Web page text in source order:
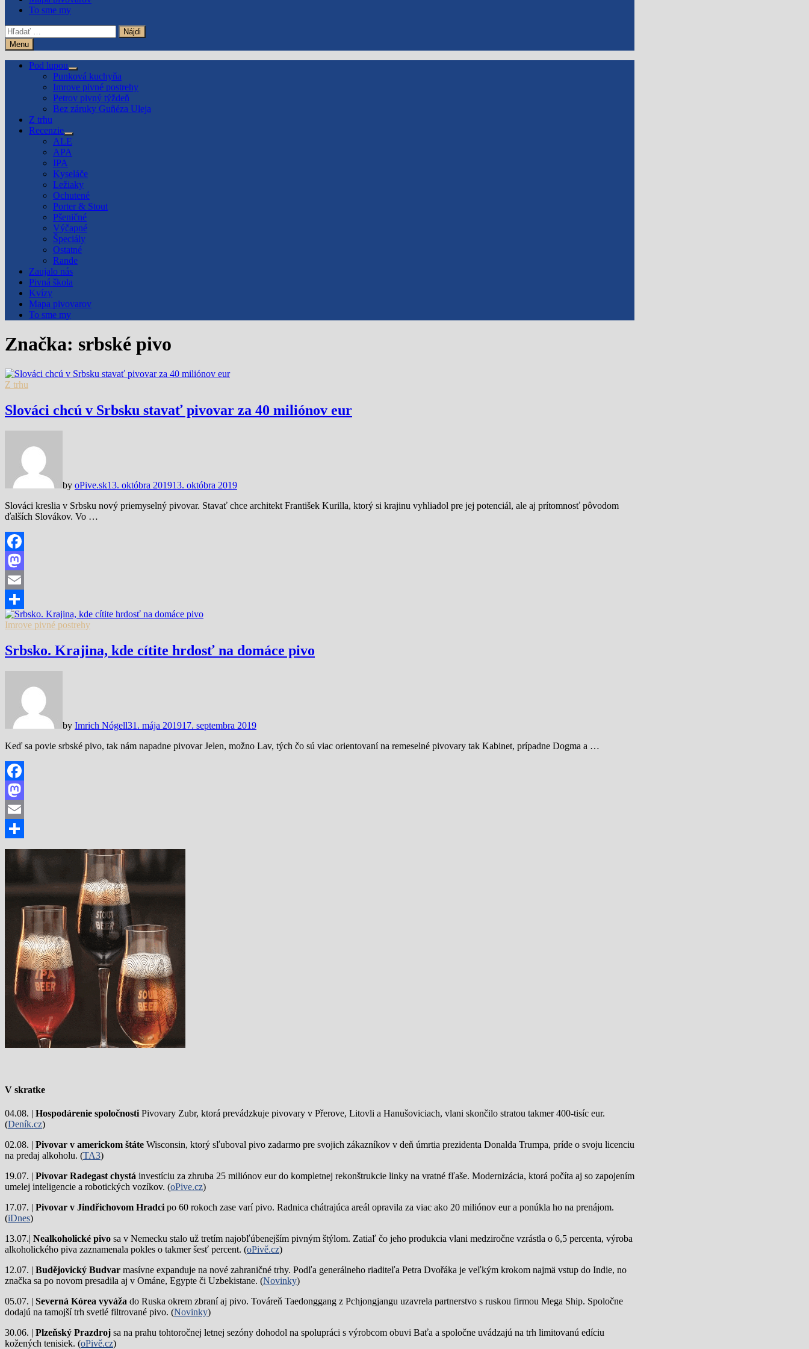
To sme my
Hľadať:
Menu
Pod lupou
Show
sub
menu
Punková kuchyňa
Imrove pivné postrehy
Petrov pivný týždeň
Bez záruky Guñéza Uleja
Z trhu
Recenzie
Show
sub
menu
ALE
APA
IPA
Kyseláče
Ležiaky
Ochutené
Porter & Stout
Pšeničné
Výčapné
Špeciály
Ostatné
Rande
Zaujalo nás
Pivná škola
Kvízy
Mapa pivovarov
To sme my
Značka: srbské pivo
Z trhu
Slováci chcú v Srbsku stavať pivovar za 40 miliónov eur
by oPive.sk13. októbra 201913. októbra 2019
Slováci kreslia v Srbsku nový priemyselný pivovar. Stavať chce architekt František Kurilla, ktorý si krajinu vyhliadol pre jej potenciál, ale aj prítomnosť pôvodom
ďalších Slovákov. Vo …
Facebook
Mastodon
Email
Share
Imrove pivné postrehy
Srbsko. Krajina, kde cítite hrdosť na domáce pivo
by Imrich Nógell31. mája 201917. septembra 2019
Keď sa povie srbské pivo, tak nám napadne pivovar Jelen, možno Lav, tých čo sú viac orientovaní na remeselné pivovary tak Kabinet, prípadne Dogma a …
Facebook
Mastodon
Email
Share
V skratke
04.08. | Hospodárenie spoločnosti Pivovary Zubr, ktorá prevádzkuje pivovary v Přerove, Litovli a Hanušoviciach, vlani skončilo stratou takmer 400-tisíc eur.
(Deník.cz)
02.08. | Pivovar v americkom štáte Wisconsin, ktorý sľuboval pivo zadarmo pre svojich zákazníkov v deň úmrtia prezidenta Donalda Trumpa, príde o svoju licenciu
na predaj alkoholu. (TA3)
19.07. | Pivovar Radegast chystá investíciu za zhruba 25 miliónov eur do kompletnej rekonštrukcie linky na vratné fľaše. Modernizácia, ktorá počíta aj so zapojením
umelej inteligencie a robotických vozíkov. (oPive.cz)
17.07. | Pivovar v Jindřichovom Hradci po 60 rokoch zase varí pivo. Radnica chátrajúca areál opravila za viac ako 20 miliónov eur a ponúkla ho na prenájom.
(iDnes)
13.07.| Nealkoholické pivo sa v Nemecku stalo už tretím najobľúbenejším pivným štýlom. Zatiaľ čo jeho produkcia vlani medziročne vzrástla o 6,5 percenta, výroba
alkoholického piva zaznamenala pokles o takmer šesť percent. (oPivě.cz)
12.07. | Budějovický Budvar masívne expanduje na nové zahraničné trhy. Podľa generálneho riaditeľa Petra Dvořáka je veľkým krokom najmä vstup do Indie, no
značka sa po novom presadila aj v Ománe, Egypte či Uzbekistane. (Novinky)
05.07. | Severná Kórea vyváža do Ruska okrem zbraní aj pivo. Továreň Taedonggang z Pchjongjangu uzavrela partnerstvo s ruskou firmou Mega Ship. Spoločne
dodajú na tamojší trh svetlé filtrované pivo. (Novinky)
30.06. | Plzeňský Prazdroj sa na prahu tohtoročnej letnej sezóny dohodol na spolupráci s výrobcom obuvi Baťa a spoločne uvádzajú na trh limitovanú edíciu
kožených tenisiek. (oPivě.cz)